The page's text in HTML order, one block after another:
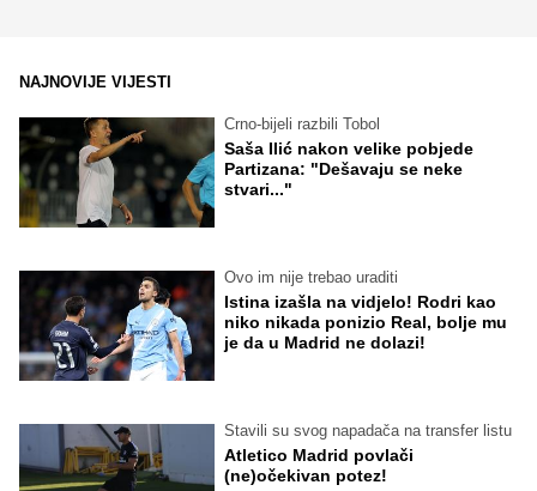
NAJNOVIJE VIJESTI
Crno-bijeli razbili Tobol
Saša Ilić nakon velike pobjede
Partizana: "Dešavaju se neke
stvari..."
Ovo im nije trebao uraditi
Istina izašla na vidjelo! Rodri kao
niko nikada ponizio Real, bolje mu
je da u Madrid ne dolazi!
Stavili su svog napadača na transfer listu
Atletico Madrid povlači
(ne)očekivan potez!